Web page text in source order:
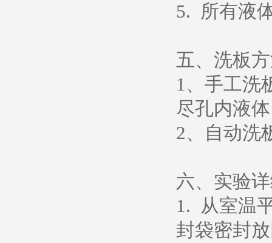
5. 所有液
五、洗板
1、手工洗
尽孔内液
2、自动洗
六、实验
1. 从室温
封袋密封